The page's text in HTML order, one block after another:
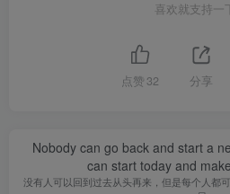
喜欢就支持一
点赞 32 分享
Nobody can go back and start a
can start today and
没有人可以回到过去从头再来，但是每个人都